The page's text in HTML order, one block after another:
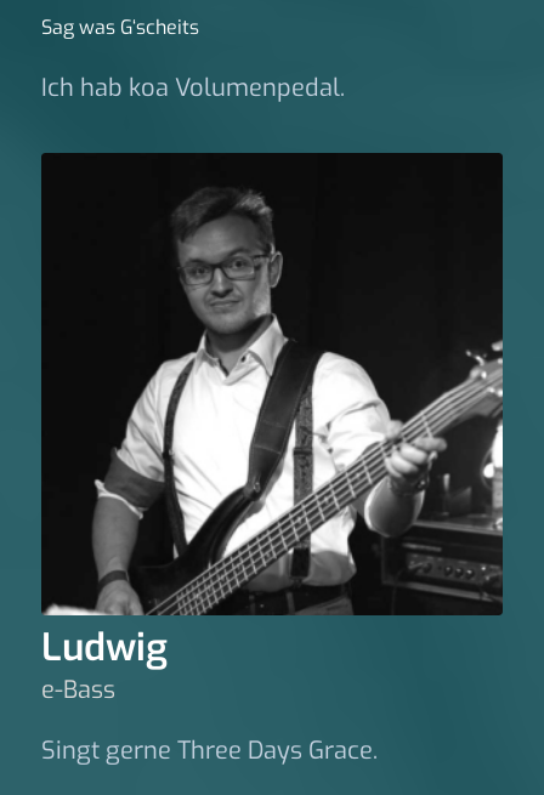
Sag was G‘scheits
Ich hab koa Volumenpedal.
Ludwig
e-Bass
Singt gerne Three Days Grace.